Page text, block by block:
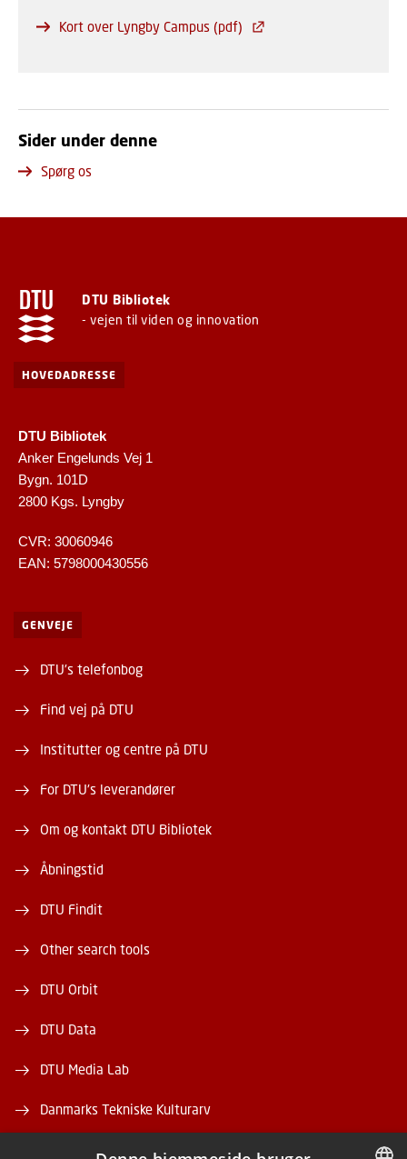
Kort over Lyngby Campus (pdf)
Sider under denne
Spørg os
DTU Bibliotek
- vejen til viden og innovation
HOVEDADRESSE
DTU Bibliotek
Anker Engelunds Vej 1
Bygn. 101D
2800 Kgs. Lyngby
CVR: 30060946
EAN: 5798000430556
GENVEJE
DTU's telefonbog
Find vej på DTU
Institutter og centre på DTU
For DTU's leverandører
Om og kontakt DTU Bibliotek
Åbningstid
DTU Findit
Other search tools
DTU Orbit
DTU Data
DTU Media Lab
Danmarks Tekniske Kulturarv